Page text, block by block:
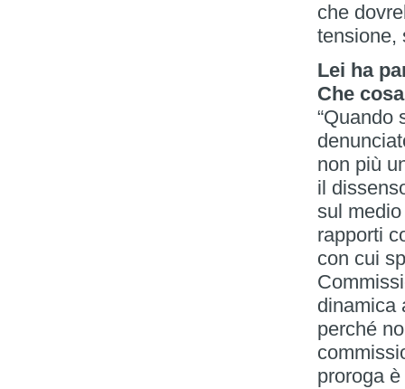
che
tensione,
Lei ha
Che
“Quando
non più
il
sul
rapporti
con cui
dinamica
perché
proroga